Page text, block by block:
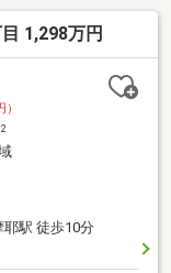
1,298万円
2
駅 徒歩10分